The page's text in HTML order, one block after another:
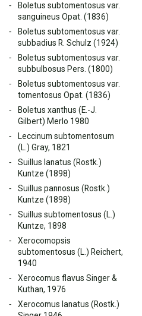
Boletus subtomentosus var.
sanguineus Opat. (1836)
Boletus subtomentosus var.
subbadius R. Schulz (1924)
Boletus subtomentosus var.
subbulbosus Pers. (1800)
Boletus subtomentosus var.
tomentosus Opat. (1836)
Boletus xanthus (E.-J.
Gilbert) Merlo 1980
Leccinum subtomentosum
(L.) Gray, 1821
Suillus lanatus (Rostk.)
Kuntze (1898)
Suillus pannosus (Rostk.)
Kuntze (1898)
Suillus subtomentosus (L.)
Kuntze, 1898
Xerocomopsis
subtomentosus (L.) Reichert,
1940
Xerocomus flavus Singer &
Kuthan, 1976
Xerocomus lanatus (Rostk.)